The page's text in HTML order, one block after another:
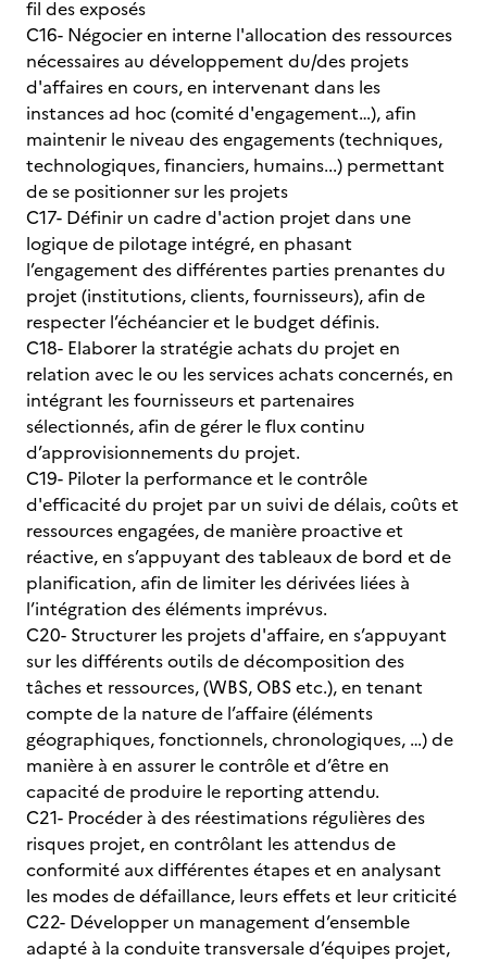
fil des exposés
C16- Négocier en interne l'allocation des ressources
nécessaires au développement du/des projets
d'affaires en cours, en intervenant dans les
instances ad hoc (comité d'engagement…), afin
maintenir le niveau des engagements (techniques,
technologiques, financiers, humains...) permettant
de se positionner sur les projets
C17- Définir un cadre d'action projet dans une
logique de pilotage intégré, en phasant
l’engagement des différentes parties prenantes du
projet (institutions, clients, fournisseurs), afin de
respecter l’échéancier et le budget définis.
C18- Elaborer la stratégie achats du projet en
relation avec le ou les services achats concernés, en
intégrant les fournisseurs et partenaires
sélectionnés, afin de gérer le flux continu
d’approvisionnements du projet.
C19- Piloter la performance et le contrôle
d'efficacité du projet par un suivi de délais, coûts et
ressources engagées, de manière proactive et
réactive, en s’appuyant des tableaux de bord et de
planification, afin de limiter les dérivées liées à
l’intégration des éléments imprévus.
C20- Structurer les projets d'affaire, en s’appuyant
sur les différents outils de décomposition des
tâches et ressources, (WBS, OBS etc.), en tenant
compte de la nature de l’affaire (éléments
géographiques, fonctionnels, chronologiques, …) de
manière à en assurer le contrôle et d’être en
capacité de produire le reporting attendu.
C21- Procéder à des réestimations régulières des
risques projet, en contrôlant les attendus de
conformité aux différentes étapes et en analysant
les modes de défaillance, leurs effets et leur criticité
C22- Développer un management d’ensemble
adapté à la conduite transversale d’équipes projet,